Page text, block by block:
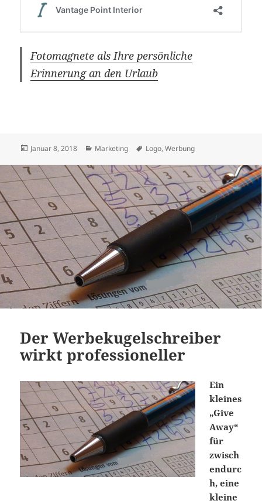
Fotomagnete als Ihre persönliche
Erinnerung an den Urlaub
Veröffentlicht
Januar 8, 2018 Kategorien
Marketing Schlagwörter
Logo,Werbung
Der Werbekugelschreiber
wirkt professioneller
Ein
kleines
„Give
Away“
für
zwisch
endurc
h, eine
kleine